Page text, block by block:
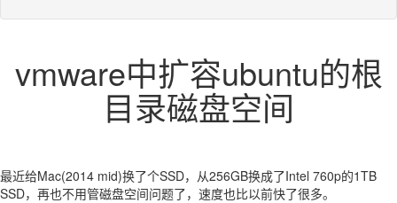
vmware中扩容ubuntu的根
目录磁盘空间
最近给Mac(2014 mid)换了个SSD，从256GB换成了Intel 760p的1TB
SSD，再也不用管磁盘空间问题了，速度也比以前快了很多。